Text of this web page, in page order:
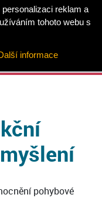
pohybové
reklam a
tohoto webu s
informace